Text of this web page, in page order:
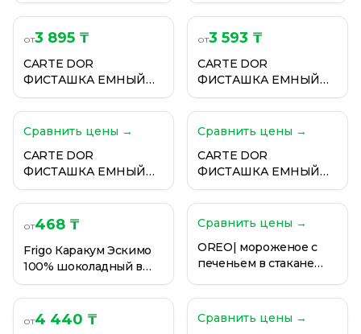
от3 895 ₸
CARTE DOR
ФИСТАШКА ЕМНЫЙ
ШОКОЛАД ПЛОМБИР
502ГР
от3 593 ₸
CARTE DOR
ФИСТАШКА ЕМНЫЙ
ШОКОЛАД ПЛОМБИР
502ГР
Сравнить цены →
CARTE DOR
ФИСТАШКА ЕМНЫЙ
ШОКОЛАД ПЛОМБИР
502ГР
Сравнить цены →
CARTE DOR
ФИСТАШКА ЕМНЫЙ
ШОКОЛАД ПЛОМБИР
502ГР
от468 ₸
Frigo Каракум Эскимо
100% шоколадный в
шоколадной глазури,
65 гр.
Сравнить цены →
OREO| мороженое с
печеньем в стакане
от4 440 ₸
Сравнить цены →